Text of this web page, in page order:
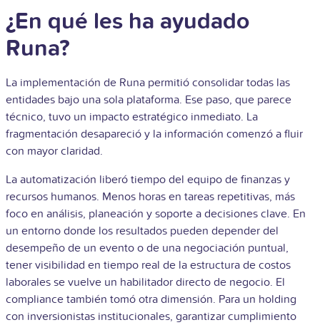
¿En qué les ha ayudado
Runa?
La implementación de Runa permitió consolidar todas las
entidades bajo una sola plataforma. Ese paso, que parece
técnico, tuvo un impacto estratégico inmediato. La
fragmentación desapareció y la información comenzó a fluir
con mayor claridad.
La automatización liberó tiempo del equipo de finanzas y
recursos humanos. Menos horas en tareas repetitivas, más
foco en análisis, planeación y soporte a decisiones clave. En
un entorno donde los resultados pueden depender del
desempeño de un evento o de una negociación puntual,
tener visibilidad en tiempo real de la estructura de costos
laborales se vuelve un habilitador directo de negocio. El
compliance también tomó otra dimensión. Para un holding
con inversionistas institucionales, garantizar cumplimiento